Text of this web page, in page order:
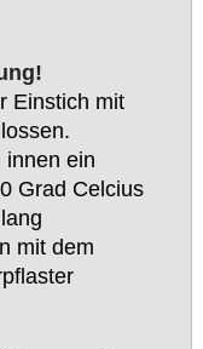
Einstich mit
innen ein
Grad Celcius
mit dem